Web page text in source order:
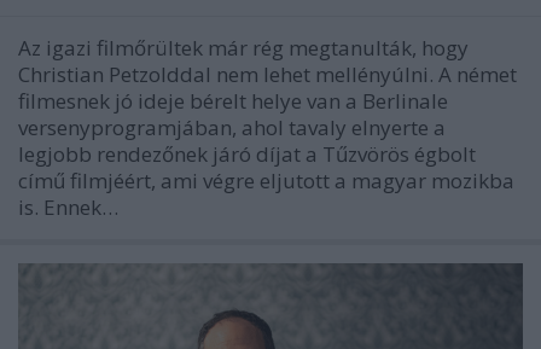
Az igazi filmőrültek már rég megtanulták, hogy
Christian Petzolddal nem lehet mellényúlni. A német
filmesnek jó ideje bérelt helye van a Berlinale
versenyprogramjában, ahol tavaly elnyerte a
legjobb rendezőnek járó díjat a Tűzvörös égbolt
című filmjéért, ami végre eljutott a magyar mozikba
is. Ennek…